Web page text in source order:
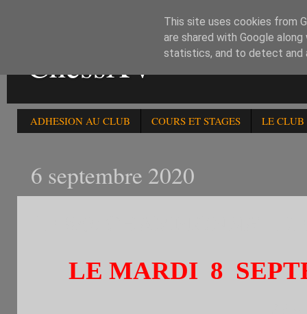
ChessXV
ADHESION AU CLUB COURS ET STAGES LE CLUB
6 septembre 2020
LE MARDI 8
This site uses cookies from
are shared with Google
statistics, and to detect and